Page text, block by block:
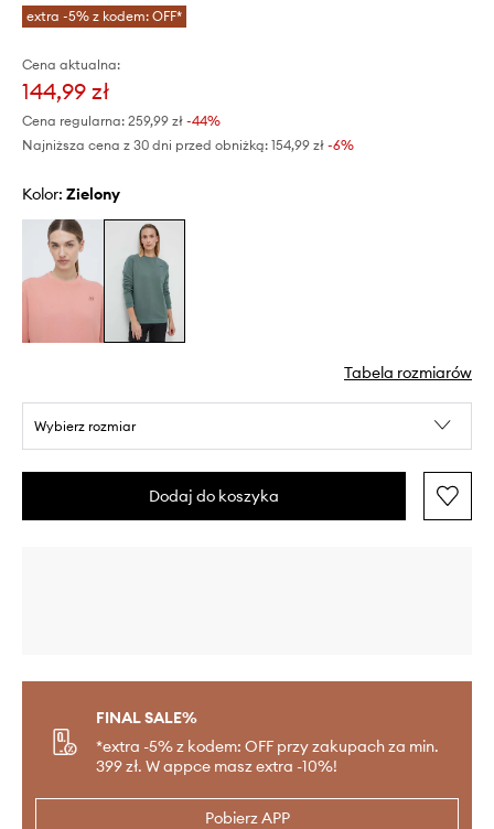
extra -5% z kodem: OFF*
Cena aktualna:
144,99 zł
Cena regularna: 259,99 zł -44%
Najniższa cena z 30 dni przed obniżką: 154,99 zł -6%
Kolor: zielony
Tabela rozmiarów
Wybierz rozmiar
Dodaj do koszyka
FINAL SALE%
*extra -5% z kodem: OFF przy zakupach za min.
399 zł. W appce masz extra -10%!
Pobierz APP